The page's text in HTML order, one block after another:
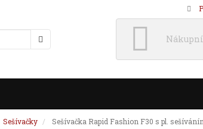
Sešívačky Sešívačka Rapid Fashion F30 s pl.